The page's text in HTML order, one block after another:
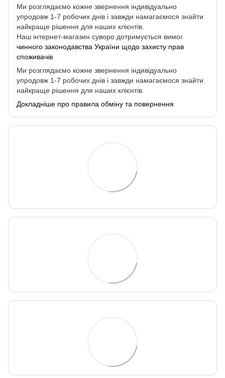
Ми розглядаємо кожне звернення індивідуально
упродовж 1-7 робочих днів і завжди намагаємося знайти
найкраще рішення для наших клієнтів.
Наш інтернет-магазин суворо дотримується вимог
чинного законодавства України щодо захисту прав
споживачів
Ми розглядаємо кожне звернення індивідуально
упродовж 1-7 робочих днів і завжди намагаємося знайти
найкраще рішення для наших клієнтів.
Докладніше про правила обміну та повернення